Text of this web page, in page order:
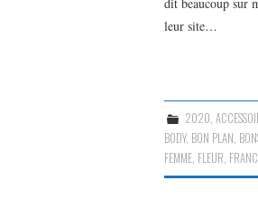
leur site…
2020 ,
BODY, BON PLAN
FEMME FLEUR